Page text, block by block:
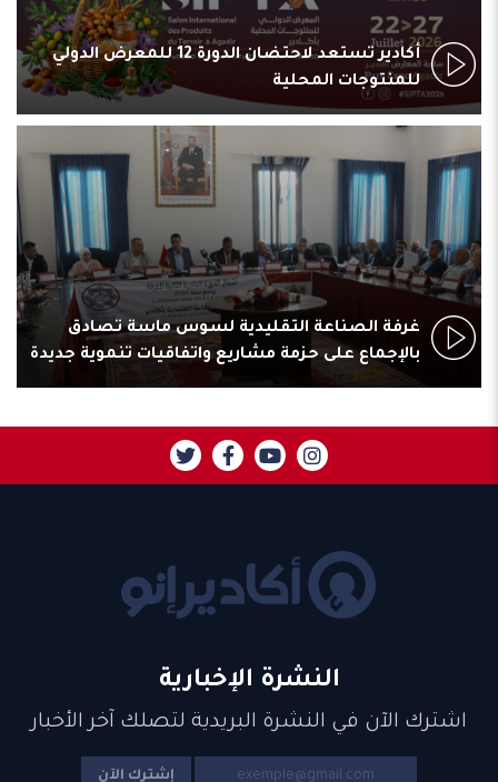
أكادير تستعد لاحتضان الدورة 12 للمعرض الدولي
للمنتوجات المحلية
غرفة الصناعة التقليدية لسوس ماسة تصادق
بالإجماع على حزمة مشاريع واتفاقيات تنموية جديدة
النشرة الإخبارية
اشترك الآن في النشرة البريدية لتصلك آخر الأخبار
إشترك الآن